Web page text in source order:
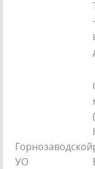
Горнозаводской
УО